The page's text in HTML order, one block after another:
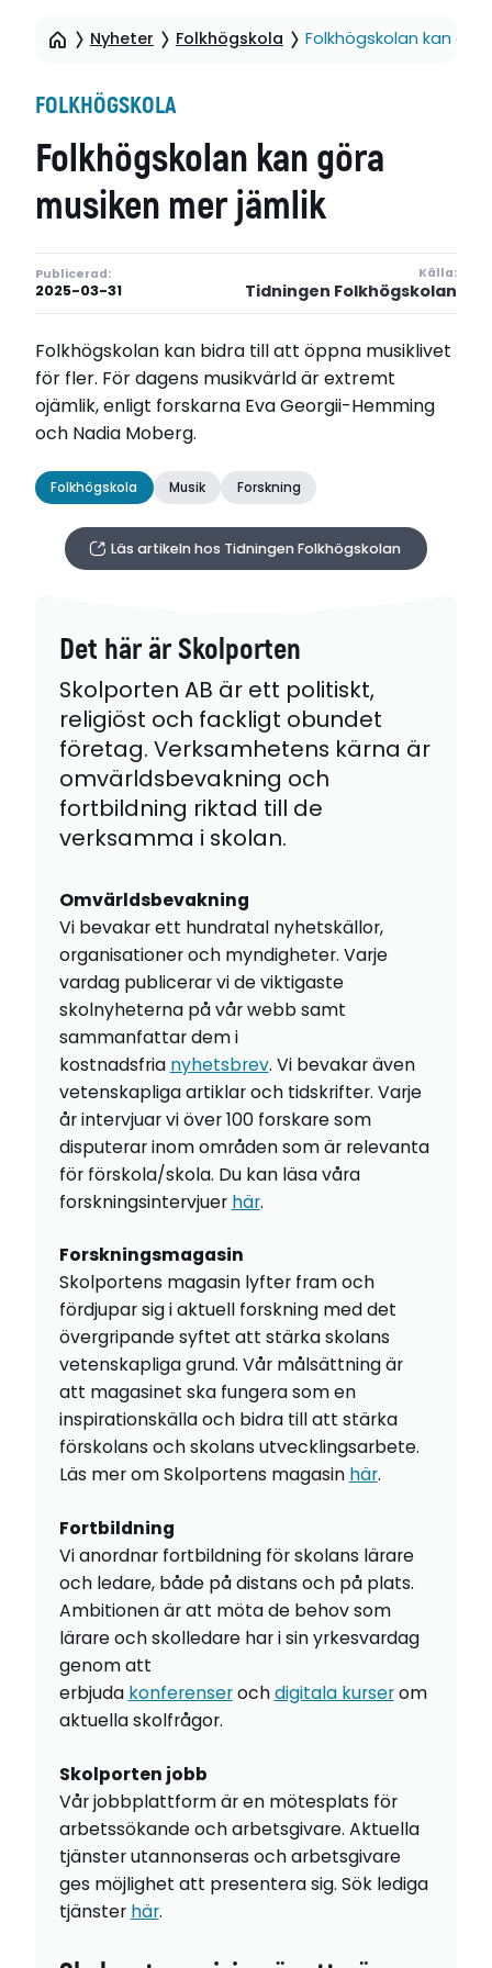
Nyheter Folkhögskola Folkhögskolan kan
FOLKHÖGSKOLA
Folkhögskolan kan göra
musiken mer jämlik
Publicerad:
2025-03-31
Källa:
Tidningen Folkhögskolan
Folkhögskolan kan bidra till att öppna musiklivet
för fler. För dagens musikvärld är extremt
ojämlik, enligt forskarna Eva Georgii-Hemming
och Nadia Moberg.
Folkhögskola Musik Forskning
Läs artikeln hos Tidningen Folkhögskolan
Det här är Skolporten
Skolporten AB är ett politiskt,
religiöst och fackligt obundet
företag. Verksamhetens kärna är
omvärldsbevakning och
fortbildning riktad till de
verksamma i skolan.
Omvärldsbevakning
Vi bevakar ett hundratal nyhetskällor,
organisationer och myndigheter. Varje
vardag publicerar vi de viktigaste
skolnyheterna på vår webb samt
sammanfattar dem i
kostnadsfria nyhetsbrev. Vi bevakar även
vetenskapliga artiklar och tidskrifter. Varje
år intervjuar vi över 100 forskare som
disputerar inom områden som är relevanta
för förskola/skola. Du kan läsa våra
forskningsintervjuer här.
Forskningsmagasin
Skolportens magasin lyfter fram och
fördjupar sig i aktuell forskning med det
övergripande syftet att stärka skolans
vetenskapliga grund. Vår målsättning är
att magasinet ska fungera som en
inspirationskälla och bidra till att stärka
förskolans och skolans utvecklingsarbete.
Läs mer om Skolportens magasin här.
Fortbildning
Vi anordnar fortbildning för skolans lärare
och ledare, både på distans och på plats.
Ambitionen är att möta de behov som
lärare och skolledare har i sin yrkesvardag
genom att
erbjuda konferenserochdigitala kurserom
aktuella skolfrågor.
Skolporten jobb
Vår jobbplattform är en mötesplats för
arbetssökande och arbetsgivare. Aktuella
tjänster utannonseras och arbetsgivare
ges möjlighet att presentera sig. Sök lediga
tjänster här.